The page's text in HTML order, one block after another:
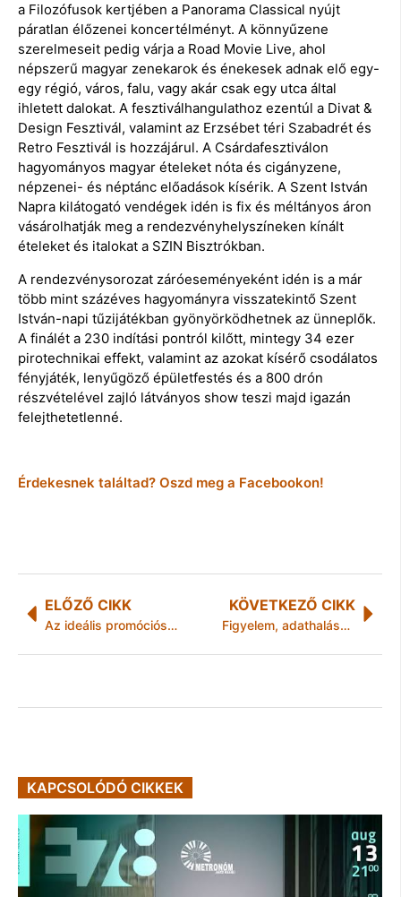
a Filozófusok kertjében a Panorama Classical nyújt
páratlan élőzenei koncertélményt. A könnyűzene
szerelmeseit pedig várja a Road Movie Live, ahol
népszerű magyar zenekarok és énekesek adnak elő egy-
egy régió, város, falu, vagy akár csak egy utca által
ihletett dalokat. A fesztiválhangulathoz ezentúl a Divat &
Design Fesztivál, valamint az Erzsébet téri Szabadrét és
Retro Fesztivál is hozzájárul. A Csárdafesztiválon
hagyományos magyar ételeket nóta és cigányzene,
népzenei- és néptánc előadások kísérik. A Szent István
Napra kilátogató vendégek idén is fix és méltányos áron
vásárolhatják meg a rendezvényhelyszíneken kínált
ételeket és italokat a SZIN Bisztrókban.
A rendezvénysorozat záróeseményeként idén is a már
több mint százéves hagyományra visszatekintő Szent
István-napi tűzijátékban gyönyörködhetnek az ünneplők.
A finálét a 230 indítási pontról kilőtt, mintegy 34 ezer
pirotechnikai effekt, valamint az azokat kísérő csodálatos
fényjáték, lenyűgöző épületfestés és a 800 drón
részvételével zajló látványos show teszi majd igazán
felejthetetlenné.
Érdekesnek találtad? Oszd meg a Facebookon!
ELŐZŐ CIKK
Az ideális promóciós ajándék: az egyedi baseballsapka
KÖVETKEZŐ CIKK
Figyelem, adathalászok próbálnak visszaélni a PENNY nevével!
KAPCSOLÓDÓ CIKKEK